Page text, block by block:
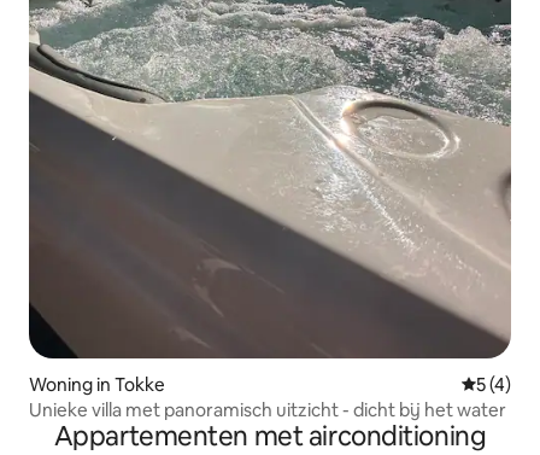
Woning in Tokke
5 (4)
Unieke villa met panoramisch uitzicht - dicht bij het water
Appartementen met airconditioning